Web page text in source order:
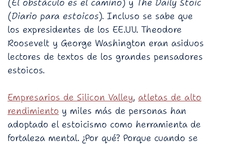
(El obstáculo es el camino) y The Daily Stoic
(Diario para estoicos). Incluso se sabe que
los expresidentes de los EE.UU. Theodore
Roosevelt y George Washington eran asiduos
lectores de textos de los grandes pensadores
estoicos.
Empresarios de Silicon Valley, atletas de alto
rendimiento y miles más de personas han
adoptado el estoicismo como herramienta de
fortaleza mental. ¿Por qué? Porque cuando se